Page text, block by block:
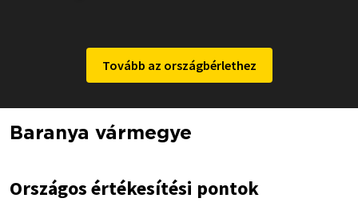
Tovább az országbérlethez
Baranya vármegye
Országos értékesítési pontok